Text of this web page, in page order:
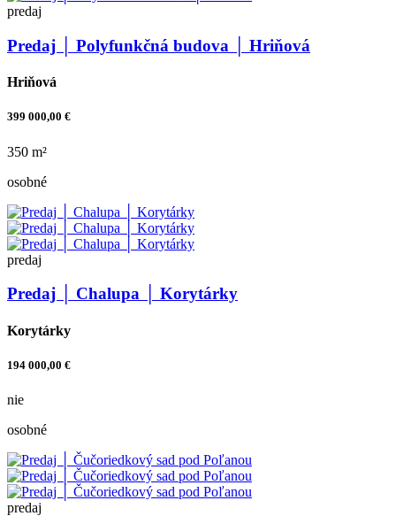
predaj
Predaj │ Polyfunkčná budova │ Hriňová
Hriňová
399 000,00 €
350 m²
osobné
predaj
Predaj │ Chalupa │ Korytárky
Korytárky
194 000,00 €
nie
osobné
predaj